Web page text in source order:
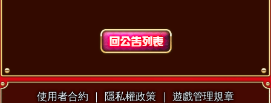
使用者合約 ｜ 隱私權政策 ｜ 遊戲管理規章